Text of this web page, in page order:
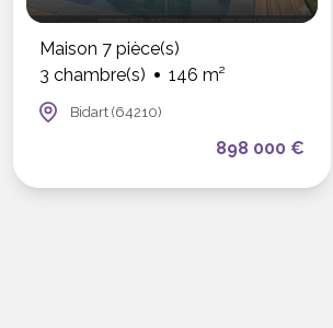
Maison 7 pièce(s)
3 chambre(s)
146 m²
Bidart (64210)
898 000 €